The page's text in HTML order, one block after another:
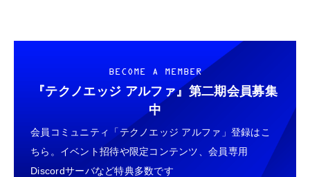
BECOME A MEMBER
『テクノエッジ アルファ』 第二期会員募集
中
会員コミュニティ「テクノエッジ アルファ」登録はこ
ちら。イベント招待や限定コンテンツ、会員専用
Discordサーバなど特典多数です